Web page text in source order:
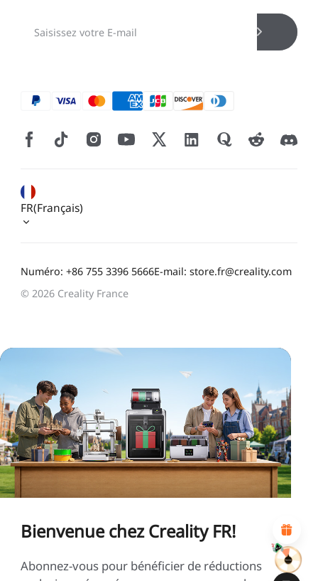
CALIFIQUE VOTRE NIVEAU DE SATISFACTION
AVEC CETTE PAGE:
INSATISFAIT
SATISFAIT
1
2 3 4 6 7 8 9 10
*RAISON DE VOTRE SATISFACTION
Contenu abondant
Chargement rapide de la page
Numéro: +86 755 3396 5666E-mail: store.fr@creality.com
FR(Français)
© 2026 Creality France
Bienvenue chez Creality FR!
Abonnez-vous pour bénéficier de réductions